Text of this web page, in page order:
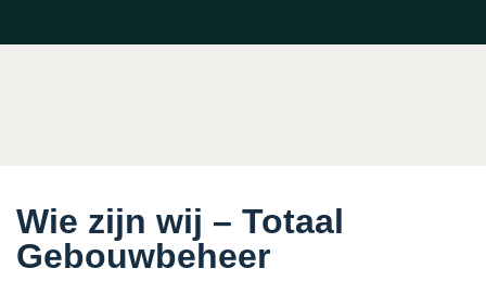
Wie zijn wij – Totaal
Gebouwbeheer